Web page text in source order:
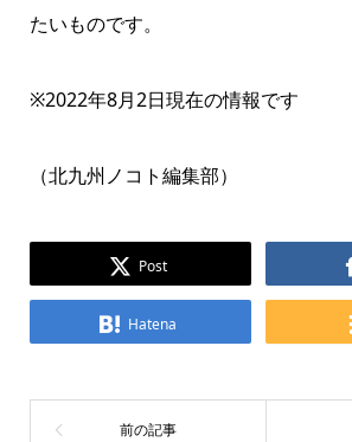
たいものです。
※2022年8月2日現在の情報です
（北九州ノコト編集部）
Post
Hatena